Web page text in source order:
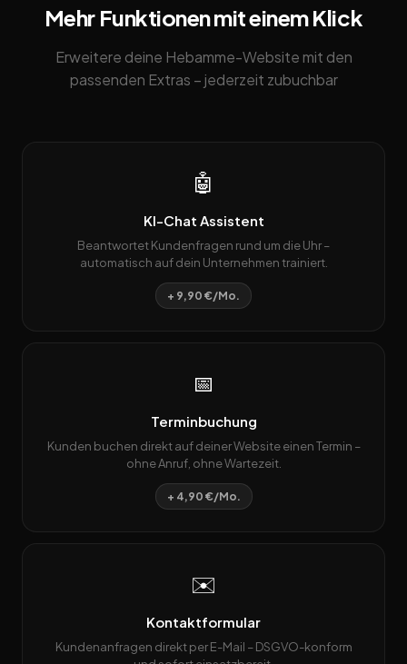
Mehr Funktionen mit einem Klick
Erweitere deine Hebamme-Website mit den
passenden Extras – jederzeit zubuchbar
🤖
KI-Chat Assistent
Beantwortet Kundenfragen rund um die Uhr –
automatisch auf dein Unternehmen trainiert.
+ 9,90 €/Mo.
📅
Terminbuchung
Kunden buchen direkt auf deiner Website einen Termin –
ohne Anruf, ohne Wartezeit.
+ 4,90 €/Mo.
✉️
Kontaktformular
Kundenanfragen direkt per E-Mail – DSGVO-konform